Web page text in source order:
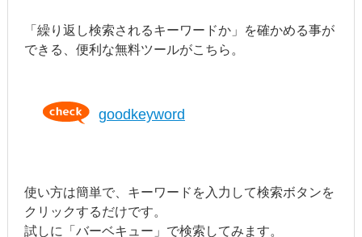
「繰り返し検索されるキーワードか」を確かめる事が
できる、便利な無料ツールがこちら。
goodkeyword
使い方は簡単で、キーワードを入力して検索ボタンを
クリックするだけです。
試しに「バーベキュー」で検索してみます。